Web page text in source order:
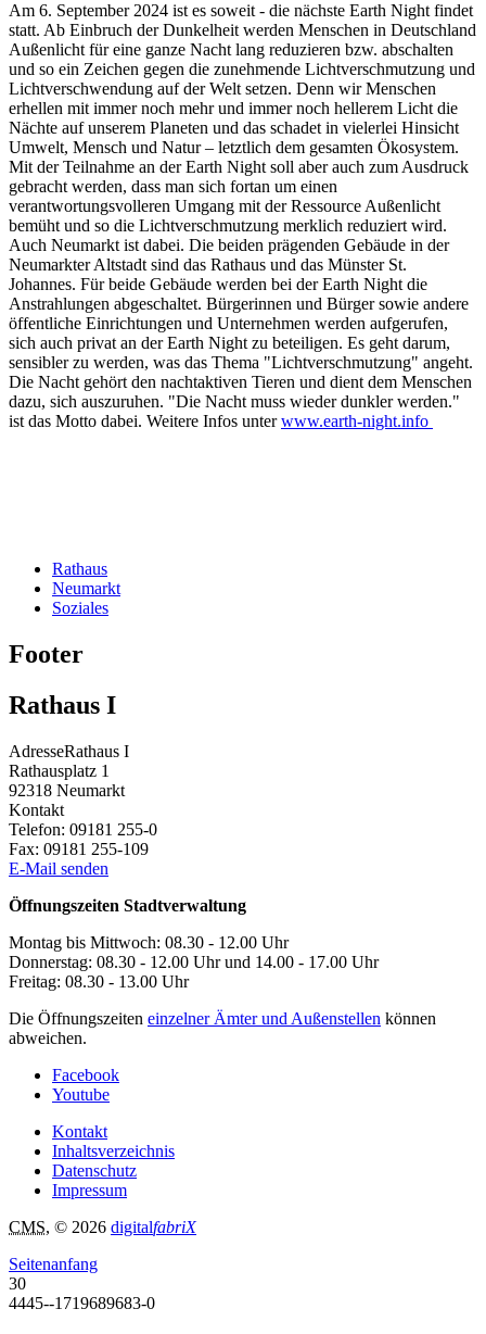
Am 6. September 2024 ist es soweit - die nächste Earth Night findet
statt. Ab Einbruch der Dunkelheit werden Menschen in Deutschland
Außenlicht für eine ganze Nacht lang reduzieren bzw. abschalten
und so ein Zeichen gegen die zunehmende Lichtverschmutzung und
Lichtverschwendung auf der Welt setzen. Denn wir Menschen
erhellen mit immer noch mehr und immer noch hellerem Licht die
Nächte auf unserem Planeten und das schadet in vielerlei Hinsicht
Umwelt, Mensch und Natur – letztlich dem gesamten Ökosystem.
Mit der Teilnahme an der Earth Night soll aber auch zum Ausdruck
gebracht werden, dass man sich fortan um einen
verantwortungsvolleren Umgang mit der Ressource Außenlicht
bemüht und so die Lichtverschmutzung merklich reduziert wird.
Auch Neumarkt ist dabei. Die beiden prägenden Gebäude in der
Neumarkter Altstadt sind das Rathaus und das Münster St.
Johannes. Für beide Gebäude werden bei der Earth Night die
Anstrahlungen abgeschaltet. Bürgerinnen und Bürger sowie andere
öffentliche Einrichtungen und Unternehmen werden aufgerufen,
sich auch privat an der Earth Night zu beteiligen. Es geht darum,
sensibler zu werden, was das Thema "Lichtverschmutzung" angeht.
Die Nacht gehört den nachtaktiven Tieren und dient dem Menschen
dazu, sich auszuruhen. "Die Nacht muss wieder dunkler werden."
ist das Motto dabei. Weitere Infos unterwww.earth-night.info
Rathaus
Neumarkt
Soziales
Footer
Rathaus I
AdresseRathaus I
Rathausplatz 1
92318 Neumarkt
Kontakt
Telefon: 09181 255-0
Fax: 09181 255-109
E-Mail senden
Öffnungszeiten Stadtverwaltung
Montag bis Mittwoch: 08.30 - 12.00 Uhr
Donnerstag: 08.30 - 12.00 Uhr und 14.00 - 17.00 Uhr
Freitag: 08.30 - 13.00 Uhr
Die Öffnungszeiten einzelner Ämter und Außenstellen können
abweichen.
Facebook
Youtube
Kontakt
Inhaltsverzeichnis
Datenschutz
Impressum
CMS, © 2026 digitalfabriX
Seitenanfang
30
4445--1719689683-0